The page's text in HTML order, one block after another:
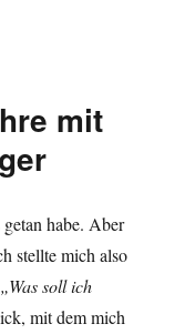
mit
habe. Aber
stellte mich also
„Was soll ich
mit dem mich